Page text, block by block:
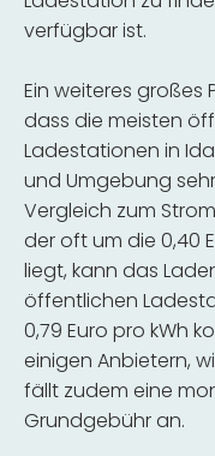
verfügbar ist.
Ein weiteres großes
dass die meisten
Ladestationen in
und Umgebung
Vergleich zum
der oft um die 0,40
liegt, kann das
öffentlichen
0,79 Euro pro kWh
einigen Anbietern,
fällt zudem eine
Grundgebühr an.